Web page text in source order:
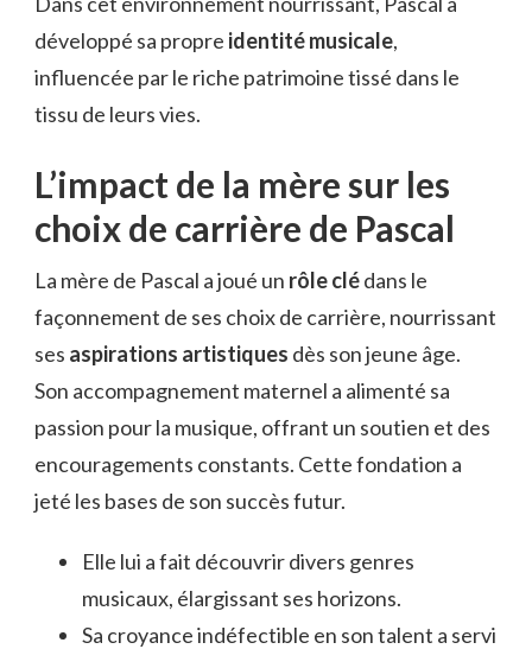
développé sa propre identité musicale,
influencée par le riche patrimoine tissé dans le
tissu de leurs vies.
L’impact de la mère sur les
choix de carrière de Pascal
La mère de Pascal a joué un rôle clédans le
façonnement de ses choix de carrière, nourrissant
ses aspirations artistiques dès son jeune âge.
Son accompagnement maternel a alimenté sa
passion pour la musique, offrant un soutien et des
encouragements constants. Cette fondation a
jeté les bases de son succès futur.
Elle lui a fait découvrir divers genres
musicaux, élargissant ses horizons.
Sa croyance indéfectible en son talent a servi